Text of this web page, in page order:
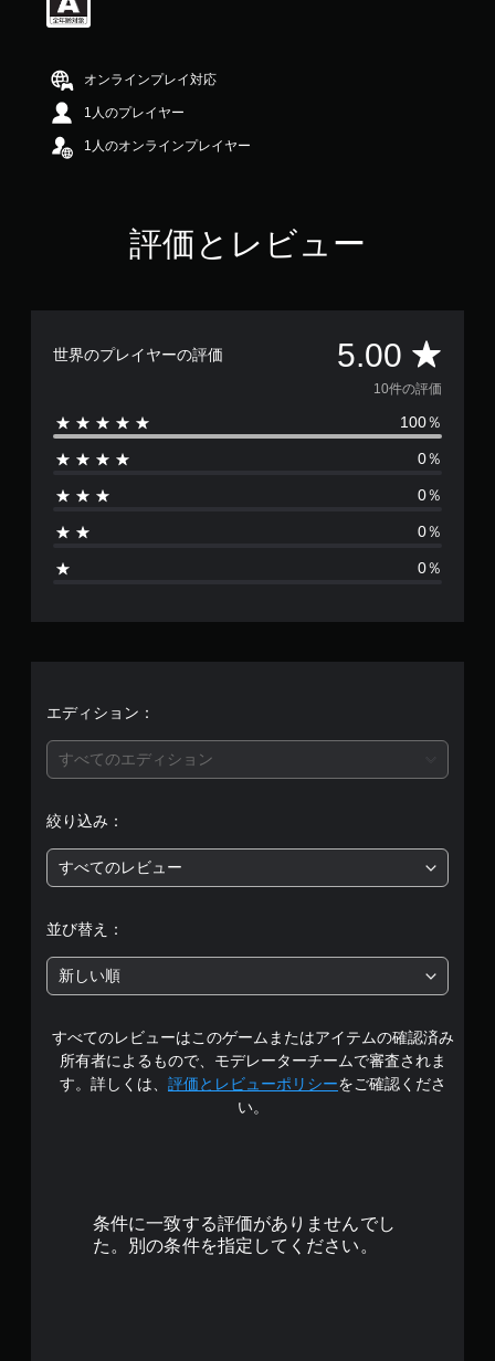
段
中
の
で
す
オンラインプレイ対応
1人のプレイヤー
1人のオンラインプレイヤー
評価とレビュー
世界のプレイヤーの評価 5.00 評
価
数
は
0
5
段
中
の
5
で
10件の評価
100％
0％
0％
0％
0％
エディション：
すべてのエディション
絞り込み：
すべてのレビュー
並び替え：
新しい順
すべてのレビューはこのゲームまたはアイテムの確認済み
所有者によるもので、モデレーターチームで審査されま
す。詳しくは、 評価とレビューポリシーをご確認くださ
い。
条件に一致する評価がありませんでし
た。別の条件を指定してください。